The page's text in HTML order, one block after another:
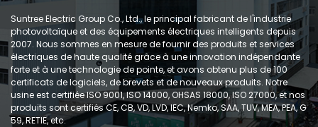
Suntree Electric Group Co., Ltd., le principal fabricant de l'industrie
photovoltaïque et des équipements électriques intelligents depuis
2007. Nous sommes en mesure de fournir des produits et services
électriques de haute qualité grâce à une innovation indépendante
forte et à une technologie de pointe, et avons obtenu plus de 100
certificats de logiciels, de brevets et de nouveaux produits. Notre
usine est certifiée ISO 9001, ISO 14000, OHSAS 18000, ISO 27000, et nos
produits sont certifiés CE, CB, VD, LVD, IEC, Nemko, SAA, TUV, MEA, PEA, G
59, RETIE, etc.